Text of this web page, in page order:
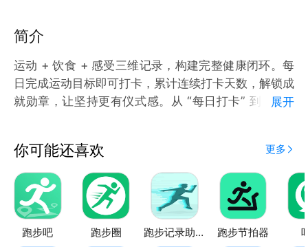
简介
运动 + 饮食 + 感受三维记录，构建完整健康闭环。每
日完成运动目标即可打卡，累计连续打卡天数，解锁成
就勋章，让坚持更有仪式感。从 “每日打卡” 到 “周期
展开
你可能还喜欢 更多
跑步吧 跑步圈 跑步记录助手 跑步节拍器